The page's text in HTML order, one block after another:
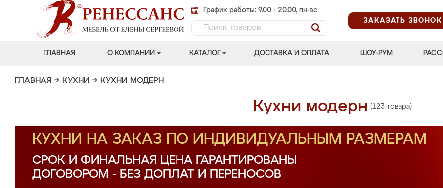
График работы: 9.00 - 20.00, пн-вс
ЗАКАЗАТЬ ЗВОНОК
ГЛАВНАЯ О КОМПАНИИ КАТАЛОГ ДОСТАВКА И ОПЛАТА ШОУ-РУМ
ГЛАВНАЯ → КУХНИ → КУХНИ МОДЕРН
Кухни модерн (123 товара)
КУХНИ НА ЗАКАЗ ПО ИНДИВИДУАЛЬНЫМ РАЗМЕРАМ
СРОК И ФИНАЛЬНАЯ ЦЕНА ГАРАНТИРОВАНЫ
ДОГОВОРОМ - БЕЗ ДОПЛАТ И ПЕРЕНОСОВ